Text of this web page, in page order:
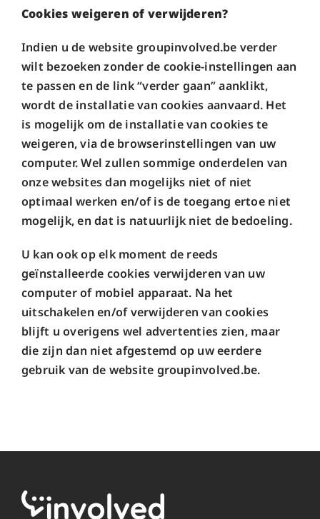
Cookies weigeren of verwijderen?
Indien u de website groupinvolved.be verder
wilt bezoeken zonder de cookie-instellingen aan
te passen en de link “verder gaan” aanklikt,
wordt de installatie van cookies aanvaard. Het
is mogelijk om de installatie van cookies te
weigeren, via de browserinstellingen van uw
computer. Wel zullen sommige onderdelen van
onze websites dan mogelijks niet of niet
optimaal werken en/of is de toegang ertoe niet
mogelijk, en dat is natuurlijk niet de bedoeling.
U kan ook op elk moment de reeds
geïnstalleerde cookies verwijderen van uw
computer of mobiel apparaat. Na het
uitschakelen en/of verwijderen van cookies
blijft u overigens wel advertenties zien, maar
die zijn dan niet afgestemd op uw eerdere
gebruik van de website groupinvolved.be.